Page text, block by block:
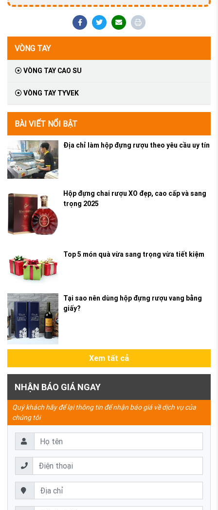
VÒNG TAY
VÒNG TAY CAO SU
VÒNG TAY TYVEK
BÀI VIẾT NỔI BẬT
Địa chỉ làm hộp đựng rượu theo yêu cầu uy tín
Hộp đựng chai rượu XO đẹp, cao cấp và sang
trọng 2025
Top 5 món quà vừa sang trọng vừa tiết kiệm
Tại sao nên dùng hộp đựng rượu vang bằng
giấy?
Xem tất cả
NHẬN BÁO GIÁ NGAY
Quý khách hãy để lại thông tin để nhận báo giá về dịch vụ của
chúng tôi